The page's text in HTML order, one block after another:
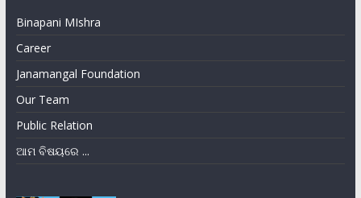
Binapani MIshra
Career
Janamangal Foundation
Our Team
Public Relation
ଆମ ବିଷୟରେ ...